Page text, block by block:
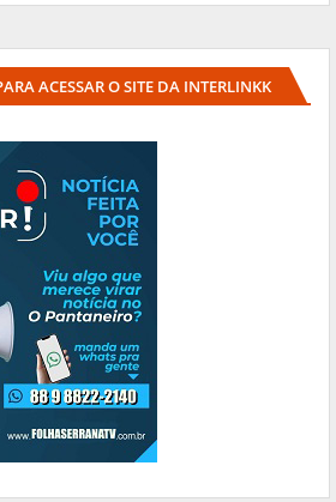
ACESSAR O SITE DA INTERLINKK